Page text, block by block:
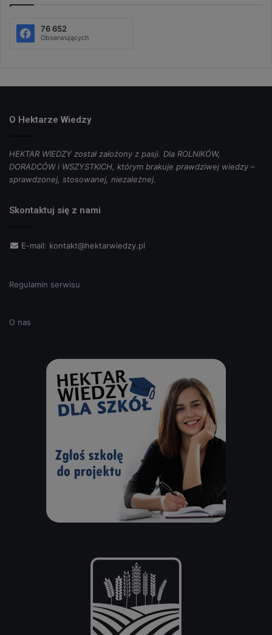
76 652
Obserwujących
O Hektarze Wiedzy
HEKTAR WIEDZY został założony z pasji. Dla ROLNIKÓW,
DORADCÓW i WSZYSTKICH, którym brakuje prawdziwej wiedzy –
sprawdzonej, stosowanej, niezależnej.
Skontaktuj się z nami
E-mail: kontakt@hektarwiedzy.pl
Regulamin serwisu
O nas